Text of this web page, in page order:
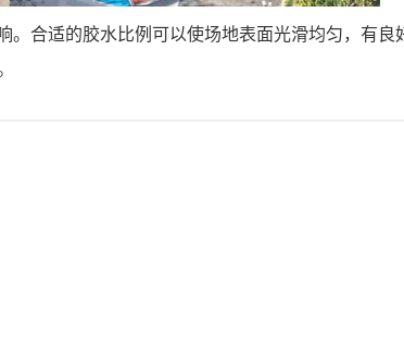
合适的胶水比例可以使场地表面光滑均匀，有